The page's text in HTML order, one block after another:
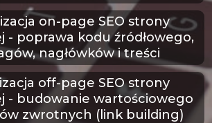
on-page SEO strony
- poprawa kodu źródłowego,
nagłówków i treści
off-page SEO strony
- budowanie wartościowego
zwrotnych (link building)